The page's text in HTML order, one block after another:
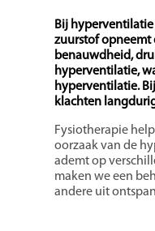
Bij
zuurstof opneemt
benauwdheid,
hyperventilatie,
hyperventilatie.
klachten
Fysiotherapie
oorzaak van de
ademt op
maken we een
andere uit